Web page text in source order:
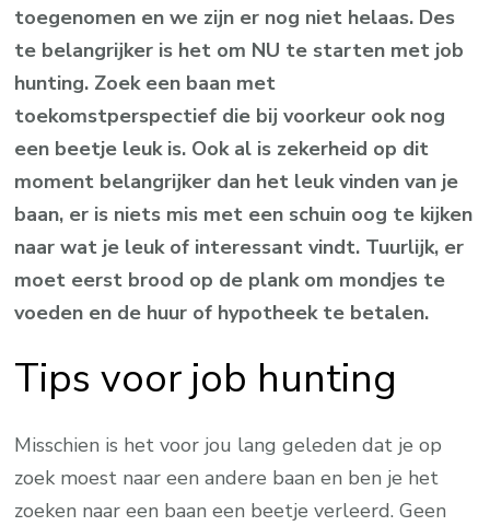
toegenomen en we zijn er nog niet helaas. Des
te belangrijker is het om NU te starten met job
hunting. Zoek een baan met
toekomstperspectief die bij voorkeur ook nog
een beetje leuk is. Ook al is zekerheid op dit
moment belangrijker dan het leuk vinden van je
baan, er is niets mis met een schuin oog te kijken
naar wat je leuk of interessant vindt. Tuurlijk, er
moet eerst brood op de plank om mondjes te
voeden en de huur of hypotheek te betalen.
Tips voor job hunting
Misschien is het voor jou lang geleden dat je op
zoek moest naar een andere baan en ben je het
zoeken naar een baan een beetje verleerd. Geen